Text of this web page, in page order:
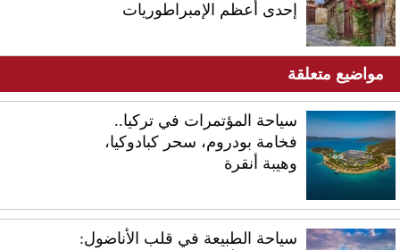
إحدى أعظم الإمبراطوريات
مواضيع متعلقة
سياحة المؤتمرات في تركيا..
فخامة بودروم، سحر كبادوكيا،
وهيبة أنقرة
سياحة الطبيعة في قلب الأناضول: